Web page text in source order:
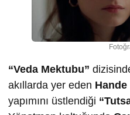
“Veda Mektubu”
akıllarda yer eden Hande
yapımını üstlendiği